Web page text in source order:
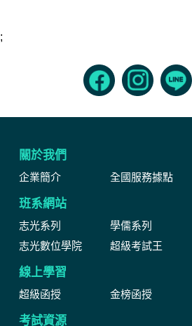
;
關於我們
企業簡介 全國服務據點
班系網站
志光系列 學儒系列
志光數位學院
超級考試王
線上學習
超級函授 金榜函授
考試資源